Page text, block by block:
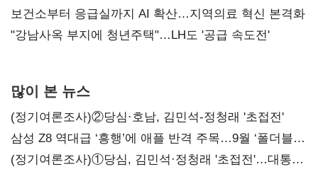
보건소부터 응급실까지 AI 확산…지역의료 혁신 본격화
"강남사옥 부지에 청년주택"…LH도 '공급 속도전'
많이 본 뉴스
(정기여론조사)②당심·호남, 김민석-정청래 '초접전'
삼성 Z8 역대급 ‘흥행’에 애플 반격 주목…9월 ‘폴더블
대전’
(정기여론조사)①당심, 김민석·정청래 '초접전'…대통령